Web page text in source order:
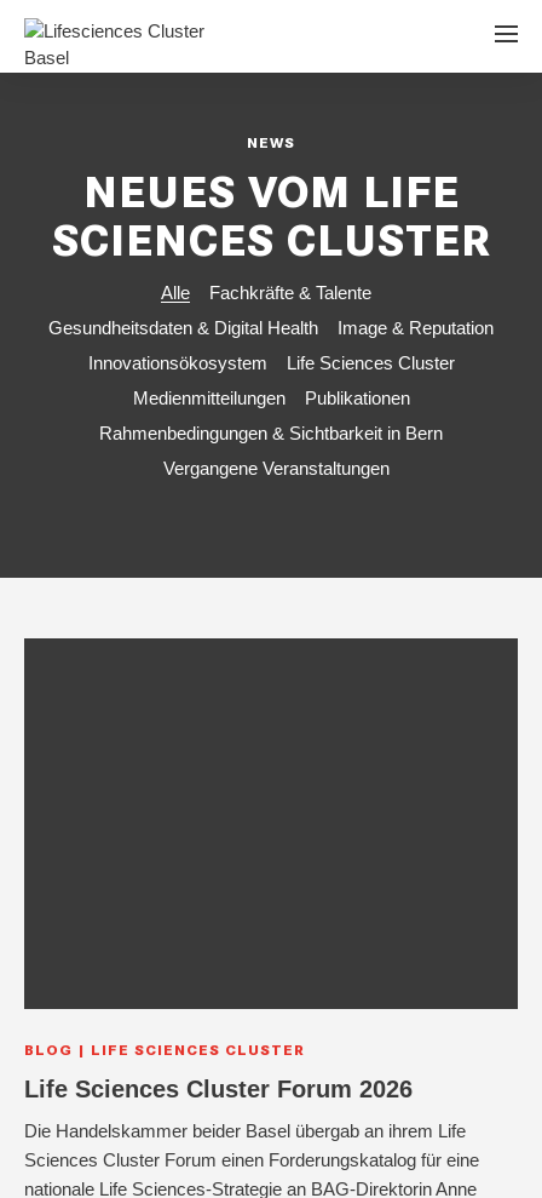
NEWS
NEUES VOM LIFE
SCIENCES CLUSTER
Alle
Fachkräfte & Talente
Gesundheitsdaten & Digital Health
Image & Reputation
Innovationsökosystem
Life Sciences Cluster
Medienmitteilungen
Publikationen
Rahmenbedingungen & Sichtbarkeit in Bern
Vergangene Veranstaltungen
BLOG LIFE SCIENCES CLUSTER
Life Sciences Cluster Forum 2026
Die Handelskammer beider Basel übergab an ihrem Life
Sciences Cluster Forum einen Forderungskatalog für eine
nationale Life Sciences-Strategie an BAG-Direktorin Anne